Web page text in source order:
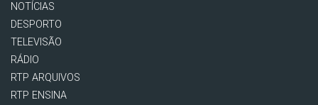
NOTÍCIAS
DESPORTO
TELEVISÃO
RÁDIO
RTP ARQUIVOS
RTP ENSINA